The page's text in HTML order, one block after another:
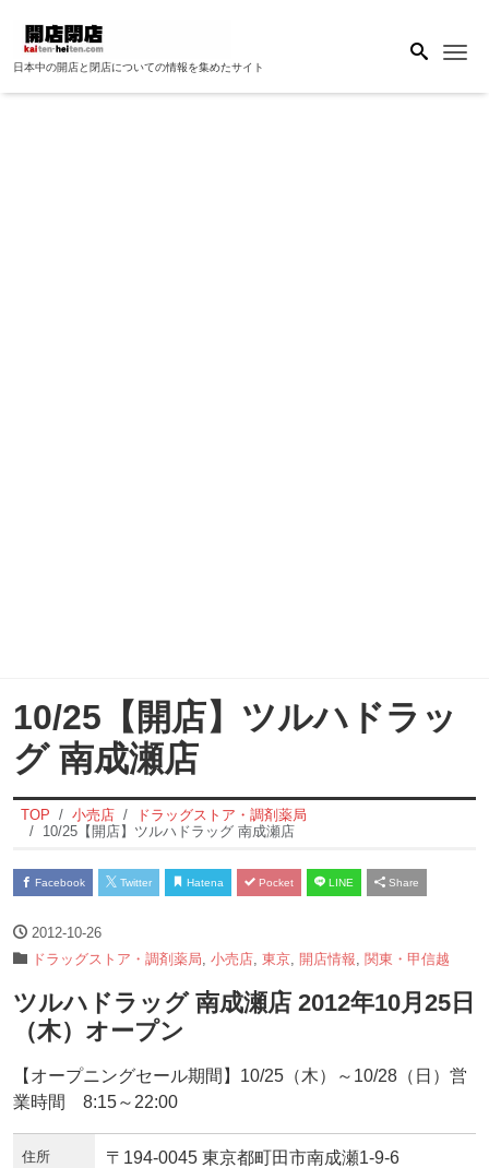
日本中の開店と閉店についての情報を集めたサイト
10/25【開店】ツルハドラッ
グ 南成瀬店
TOP 小売店
ドラッグストア・調剤薬局
10/25【開店】ツルハドラッグ 南成瀬店
Facebook Twitter Hatena Pocket LINE Share
2012-10-26
ドラッグストア・調剤薬局 小売店 東京 開店情報 関東・甲信越
ツルハドラッグ 南成瀬店 2012年10月25日
（木）オープン
【オープニングセール期間】10/25（木）～10/28（日）営
業時間 8:15～22:00
住所 〒194-0045 東京都町田市南成瀬1-9-6